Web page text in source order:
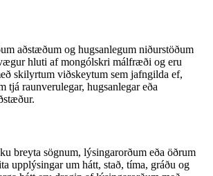
aðstæðum og hugsanlegum niðurstöðum
hluti af mongólskri málfræði og eru
skilyrtum viðskeytum sem jafngilda ef,
tjá raunverulegar, hugsanlegar eða
breyta sögnum, lýsingarorðum eða öðrum
upplýsingar um hátt, stað, tíma, gráðu og